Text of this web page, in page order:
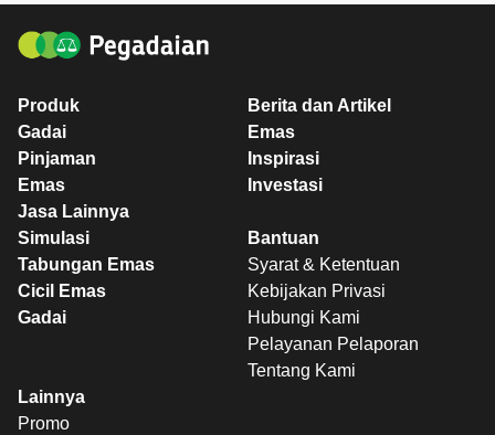
Produk
Gadai
Pinjaman
Emas
Jasa Lainnya
Berita dan Artikel
Emas
Inspirasi
Investasi
Simulasi
Tabungan Emas
Cicil Emas
Gadai
Bantuan
Syarat & Ketentuan
Kebijakan Privasi
Hubungi Kami
Pelayanan Pelaporan
Tentang Kami
Lainnya
Promo